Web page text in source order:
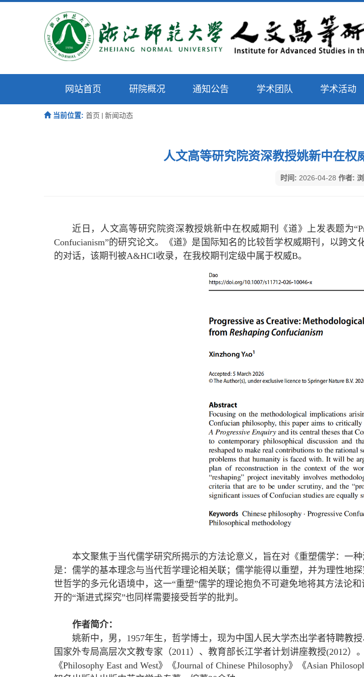
网站首页 研院概况 通知公告 学术团队 学术活动
当前位置: 首页 新闻动态
人文高等研究院资深教授姚新中在权
时间: 2026-04-28 作者:
近日，人文高等研究院资深教授姚新中在权威期刊《道》上发表题为“
Confucianism”的研究论文。《道》是国际知名的比较哲学权威期刊，以跨
的对话，该期刊被A&HCI收录，在我校期刊定级中属于权威B。
本文聚焦于当代儒学研究所揭示的方法论意义，旨在对《重塑儒学：一
是：儒学的基本理念与当代哲学理论相关联；儒学能得以重塑，并为理性地
世哲学的多元化语境中，这一“重塑”儒学的理论抱负不可避免地将其方法论
开的“渐进式探究”也同样需要接受哲学的批判。
作者简介：
姚新中，男，1957年生，哲学博士，现为中国人民大学杰出学者特聘教
国家外专局高层次文教专家（2011）、教育部长江学者计划讲座教授(2012
《Philosophy East and West》《Journal of Chinese Philosophy》《Asian